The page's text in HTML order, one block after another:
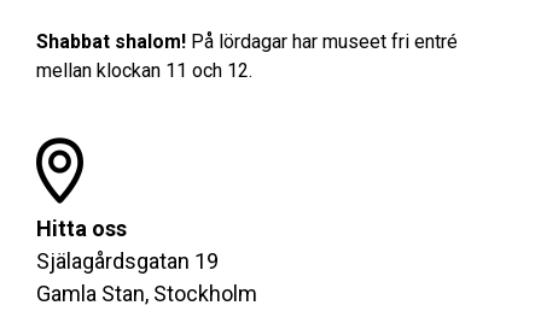
Shabbat shalom! På lördagar har museet fri entré
mellan klockan 11 och 12.
Hitta oss
Själagårdsgatan 19
Gamla Stan, Stockholm